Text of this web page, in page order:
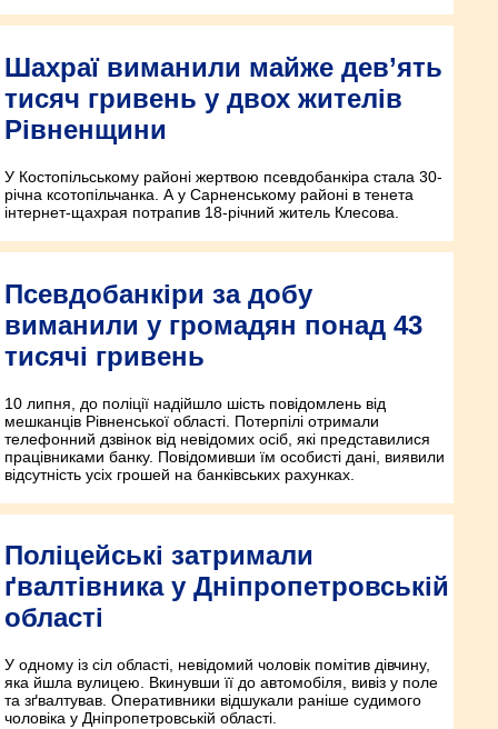
Шахраї виманили майже дев’ять
тисяч гривень у двох жителів
Рівненщини
У Костопільському районі жертвою псевдобанкіра стала 30-
річна ксотопільчанка. А у Сарненському районі в тенета
інтернет-щахрая потрапив 18-річний житель Клесова.
Псевдобанкіри за добу
виманили у громадян понад 43
тисячі гривень
10 липня, до поліції надійшло шість повідомлень від
мешканців Рівненської області. Потерпілі отримали
телефонний дзвінок від невідомих осіб, які представилися
працівниками банку. Повідомивши їм особисті дані, виявили
відсутність усіх грошей на банківських рахунках.
Поліцейські затримали
ґвалтівника у Дніпропетровській
області
У одному із сіл області, невідомий чоловік помітив дівчину,
яка йшла вулицею. Вкинувши її до автомобіля, вивіз у поле
та зґвалтував. Оперативники відшукали раніше судимого
чоловіка у Дніпропетровській області.